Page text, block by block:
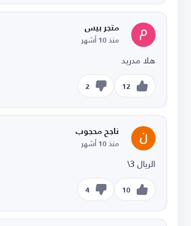
متجر بيس
منذ 10 أشهر
هلا مدريد
12
2
ناجح محجوب
منذ 10 أشهر
الريال 3\
10
4